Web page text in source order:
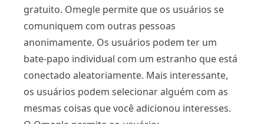
gratuito. Omegle permite que os usuários se
comuniquem com outras pessoas
anonimamente. Os usuários podem ter um
bate-papo individual com um estranho que está
conectado aleatoriamente. Mais interessante,
os usuários podem selecionar alguém com as
mesmas coisas que você adicionou interesses.